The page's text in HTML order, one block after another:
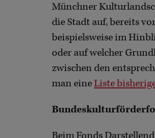
Münchner
die Stadt auf, bereits
beispielsweise im
oder auf welcher
zwischen den
man eineListe